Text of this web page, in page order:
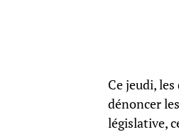
Ce jeudi,
dénoncer
législative,